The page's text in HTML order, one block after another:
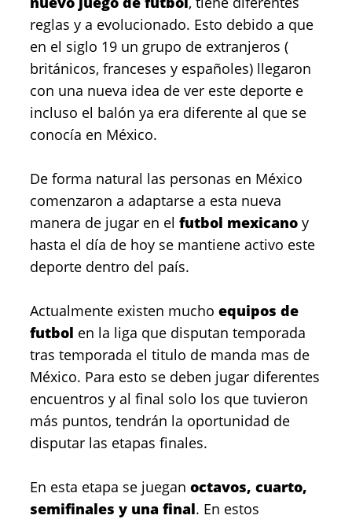
reglas y a evolucionado. Esto debido a que
en el siglo 19 un grupo de extranjeros (
británicos, franceses y españoles) llegaron
con una nueva idea de ver este deporte e
incluso el balón ya era diferente al que se
conocía en México.
De forma natural las personas en México
comenzaron a adaptarse a esta nueva
manera de jugar en el futbol mexicano y
hasta el día de hoy se mantiene activo este
deporte dentro del país.
Actualmente existen mucho equipos de
futbol en la liga que disputan temporada
tras temporada el titulo de manda mas de
México. Para esto se deben jugar diferentes
encuentros y al final solo los que tuvieron
más puntos, tendrán la oportunidad de
disputar las etapas finales.
En esta etapa se juegan octavos, cuarto,
semifinales y una final. En estos